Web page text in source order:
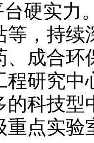
硬实力
等，持续
、成合环
程研究中
的科技型
重点实